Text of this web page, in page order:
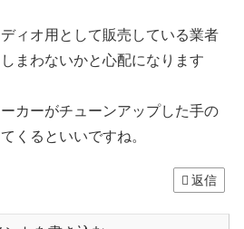
ィオ用として販売している業者
まわないかと心配になります
カーがチューンアップした手の
くるといいですね。
返信